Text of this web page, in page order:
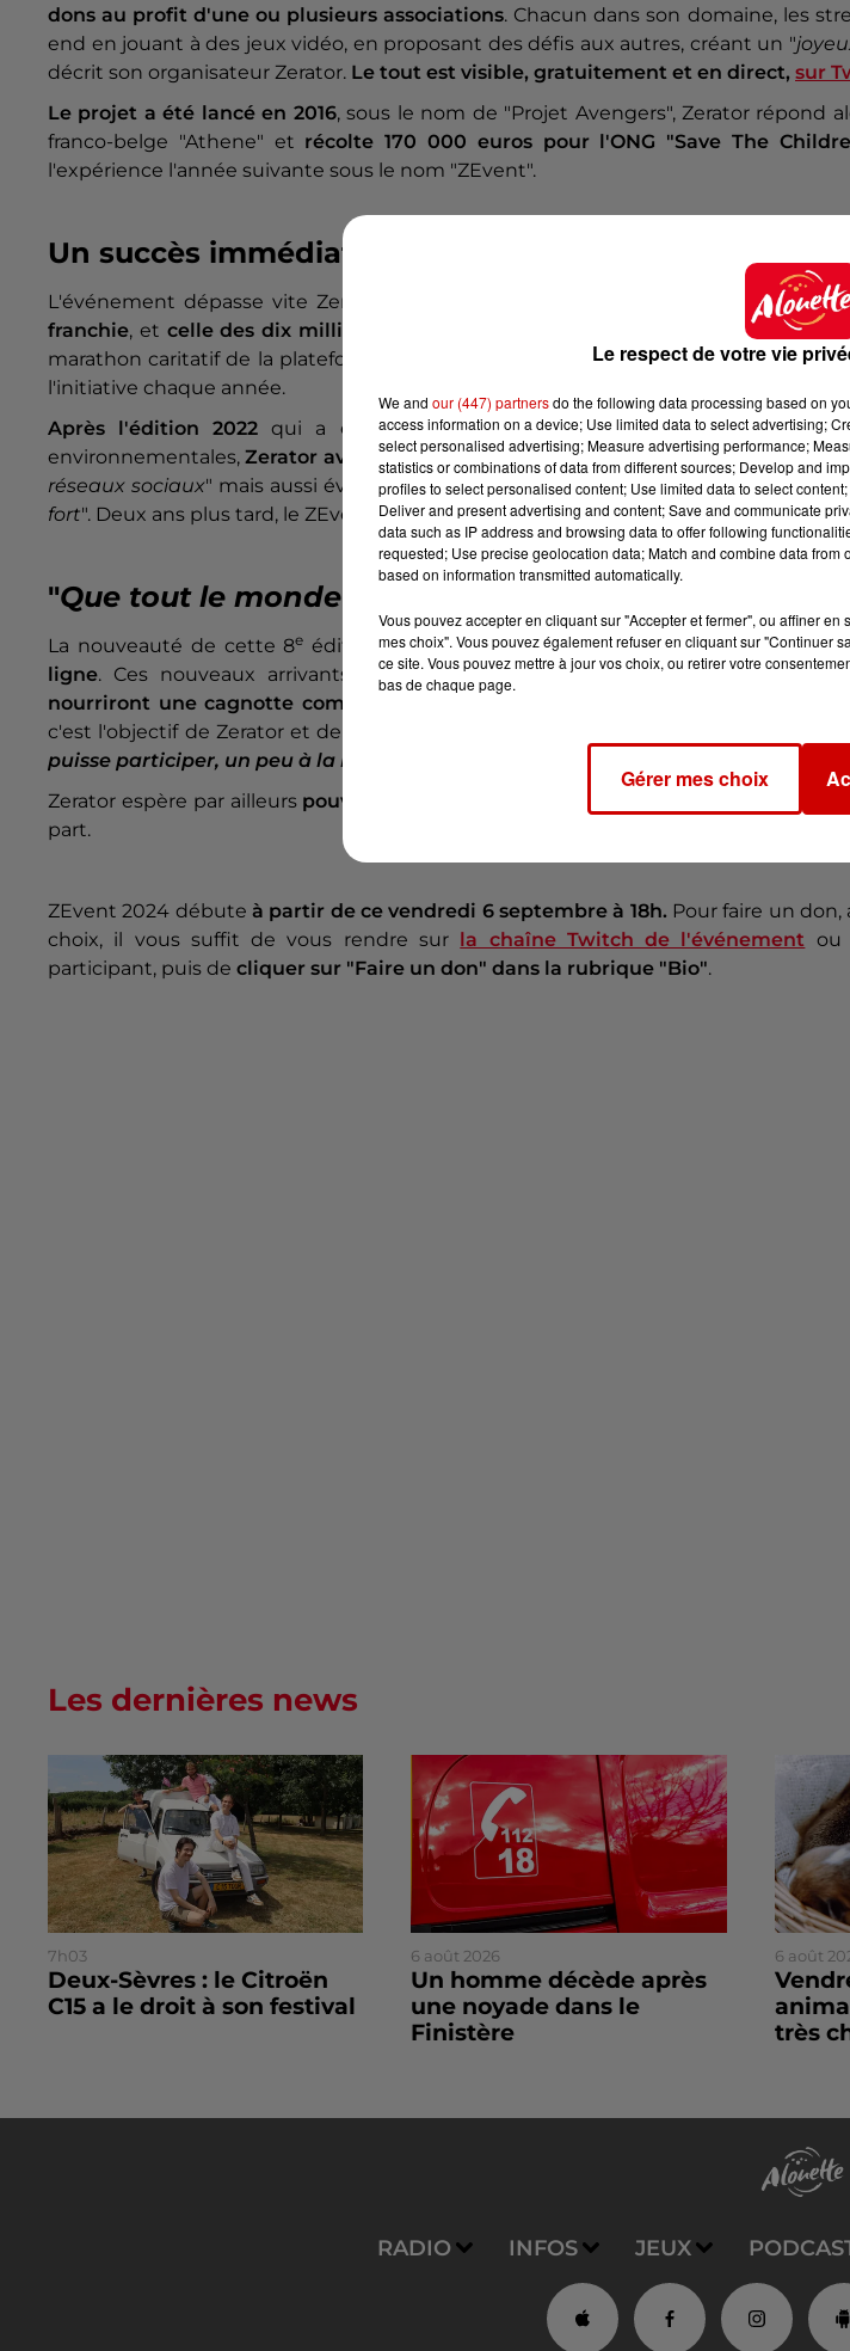
dons au profit d'une ou plusieurs associations. Chacun dans son domaine, les
end en jouant à des jeux vidéo, en proposant des défis aux autres, créant un "
décrit son organisateur Zerator. Le tout est visible, gratuitement et en direct, sur
Le projet a été lancé en 2016, sous le nom de "Projet Avengers", Zerator répond
franco-belge "Athene" et récolte 170 000 euros pour l'ONG "Save The
l'expérience l'année suivante sous le nom "ZEvent".
Un succès immédiat
L'événement dépasse vite Zerator, puisque
édition du ZEvent, la
franchie, et celle des dix millions explosée en 2021
, glanant par la même
marathon caritatif de la plateforme Twitch. Même le président de la République,
l'initiative chaque année.
Après l'édition 2022 qui a elle aussi récolté plus de dix millions d'euros
environnementales,Zerator avait annoncé faire une pausepour prendre du recul
réseaux sociaux" mais aussi éviter de se mettre trop de pression pour faire "
fort". Deux ans plus tard, le ZEvent est maintenant de retour.
"Que tout le monde puisse participer
La nouveauté de cette 8e édition est laparticipation d'une centaine de
ligne. Ces nouveaux arrivants, qui comptabilisent le plus d'heures de vues
nourriront une cagnotte commune
c'est l'objectif de Zerator et de son bras droit Alexandre Dachary : "
puisse participer, un peu à la manière d'un Téléthon
Zerator espère par ailleurspouvoir ouvrir le prochain ZEvent à tous les streamers
part.
ZEvent 2024 débuteà partir de ce vendredi 6 septembre à 18h. Pour faire un
choix, il vous suffit de vous rendre sur la chaîne Twitch de l'événement ou
participant, puis de cliquer sur "Faire un don" dans la rubrique "Bio".
Les dernières news
7h03
Deux-Sèvres : le Citroën
C15 a le droit à son festival
6 août 2026
Un homme décède après
une noyade dans le
Finistère
6 août
très
RADIO INFOS JEUX
Le respect de votre vie
We and our (447) partnersdo the following data processing based on
access information on a device; Use limited data to select advertising;
select personalised advertising; Measure advertising performance;
statistics or combinations of data from different sources; Develop and
profiles to select personalised content; Use limited data to select
Deliver and present advertising and content; Save and communicate
data such as IP address and browsing data to offer following
requested; Use precise geolocation data; Match and combine data
based on information transmitted automatically.
Vous pouvez accepter en cliquant sur "Accepter et fermer", ou affiner
mes choix". Vous pouvez également refuser en cliquant sur "Continuer
ce site. Vous pouvez mettre à jour vos choix, ou retirer votre
bas de chaque page.
Gérer mes choix